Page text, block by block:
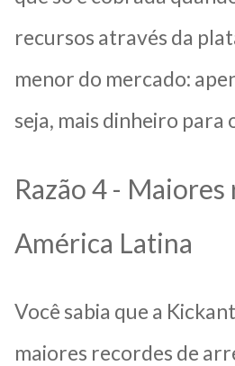
recursos através da
menor do mercado:
seja, mais dinheiro para
Razão 4 -
América Latina
Você sabia que a
maiores recordes de